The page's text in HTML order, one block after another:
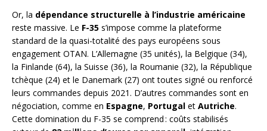
Or, la dépendance structurelle à l’industrie américaine
reste massive. Le F-35 s’impose comme la plateforme
standard de la quasi-totalité des pays européens sous
engagement OTAN. L’Allemagne (35 unités), la Belgique (34),
la Finlande (64), la Suisse (36), la Roumanie (32), la République
tchèque (24) et le Danemark (27) ont toutes signé ou renforcé
leurs commandes depuis 2021. D’autres commandes sont en
négociation, comme en Espagne, Portugal et Autriche.
Cette domination du F-35 se comprend : coûts stabilisés